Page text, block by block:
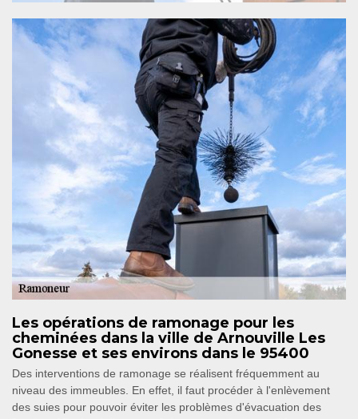
Les opérations de ramonage pour les
cheminées dans la ville de Arnouville Les
Gonesse et ses environs dans le 95400
Des interventions de ramonage se réalisent fréquemment au
niveau des immeubles. En effet, il faut procéder à l'enlèvement
des suies pour pouvoir éviter les problèmes d'évacuation des